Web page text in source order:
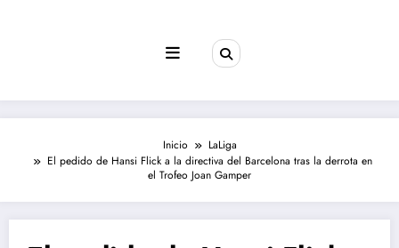
Inicio
LaLiga
El pedido de Hansi Flick a la directiva del Barcelona tras la derrota en
el Trofeo Joan Gamper